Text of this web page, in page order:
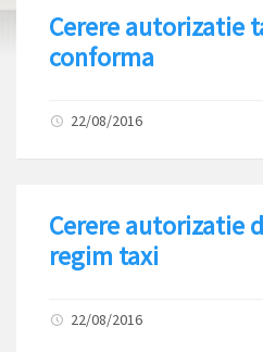
Cerere autorizatie
conforma
22/08/2016
Cerere autorizatie
regim taxi
22/08/2016